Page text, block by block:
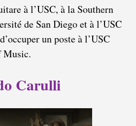
à l’USC, à la Southern
de San Diego et à l’USC
un poste à l’USC
Music.
Carulli